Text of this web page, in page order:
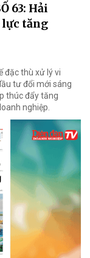
63: Hải
tăng
đặc thù xử lý vi
tư đổi mới sáng
thúc đẩy tăng
nghiệp.